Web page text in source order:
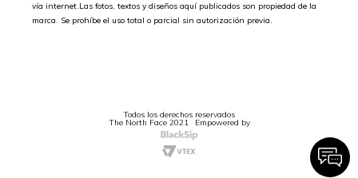
vía internet.Las fotos, textos y diseños aquí publicados son propiedad de la
marca. Se prohíbe el uso total o parcial sin autorización previa.
Todos los derechos reservados
The North Face 2021 Empowered by